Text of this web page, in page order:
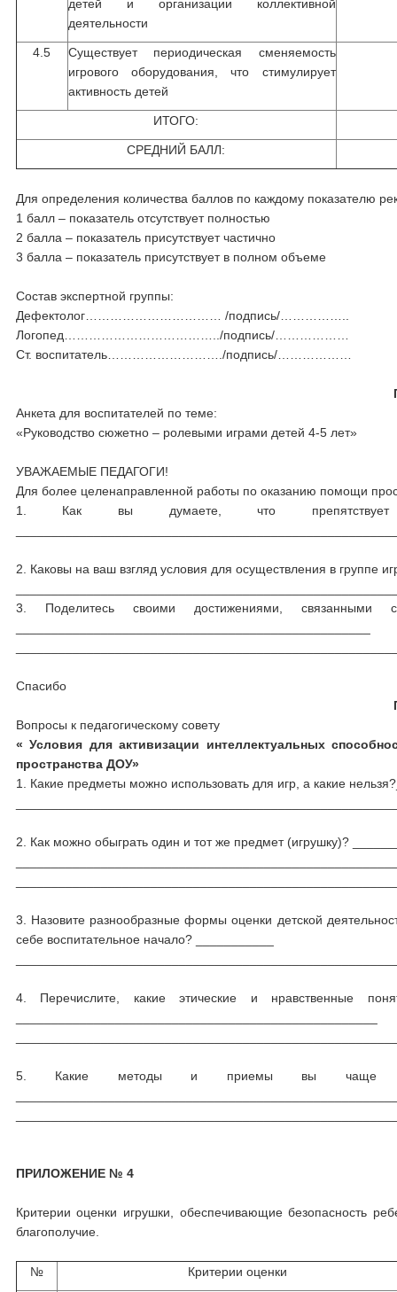
детей и организации коллективной
деятельности
4.5
Существует периодическая сменяемость
игрового оборудования, что стимулирует
активность детей
ИТОГО:
СРЕДНИЙ БАЛЛ:
Для определения количества баллов по каждому показателю
1 балл – показатель отсутствует полностью
2 балла – показатель присутствует частично
3 балла – показатель присутствует в полном объеме
Состав экспертной группы:
Дефектолог…………………………… /подпись/……………..
Логопед………………………………../подпись/………………
Ст. воспитатель………………………./подпись/………………
Анкета для воспитателей по теме:
«Руководство сюжетно – ролевыми играми детей 4-5 лет»
УВАЖАЕМЫЕ ПЕДАГОГИ!
Для более целенаправленной работы по оказанию помощи
1. Как вы думаете, что препятствует
2. Каковы на ваш взгляд условия для осуществления в группе
3. Поделитесь своими достижениями, связанными
Спасибо
Вопросы к педагогическому совету
« Условия для активизации интеллектуальных
пространства ДОУ»
1. Какие предметы можно использовать для игр, а какие
2. Как можно обыграть один и тот же предмет (игрушку)?
3. Назовите разнообразные формы оценки детской
себе воспитательное начало? ___________
4. Перечислите, какие этические и нравственные
5. Какие методы и приемы вы чаще всего
ПРИЛОЖЕНИЕ № 4
Критерии оценки игрушки, обеспечивающие безопасность
благополучие.
№ Критерии оценки